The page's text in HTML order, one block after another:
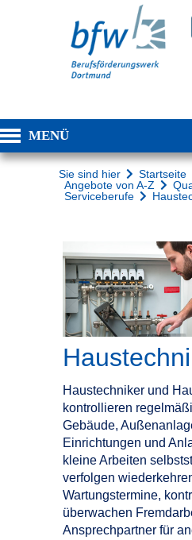
MENÜ
Sie sind hier Startseite
Angebote von A-Z
Serviceberufe
Haustechniker und
kontrollieren
Gebäude,
Einrichtungen und
kleine Arbeiten
verfolgen
Wartungstermine,
überwachen
Ansprechpartner für